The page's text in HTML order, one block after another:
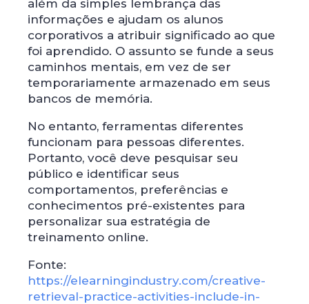
além da simples lembrança das
informações e ajudam os alunos
corporativos a atribuir significado ao que
foi aprendido. O assunto se funde a seus
caminhos mentais, em vez de ser
temporariamente armazenado em seus
bancos de memória.
No entanto, ferramentas diferentes
funcionam para pessoas diferentes.
Portanto, você deve pesquisar seu
público e identificar seus
comportamentos, preferências e
conhecimentos pré-existentes para
personalizar sua estratégia de
treinamento online.
Fonte:
https://elearningindustry.com/creative-
retrieval-practice-activities-include-in-